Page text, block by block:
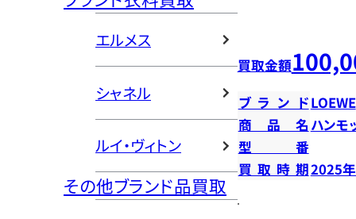
エルメス
シャネル
ルイ・ヴィトン
その他ブランド品買取
買取金額
ブランドLOEWE
商品名 ハン
型番
買取時期2025